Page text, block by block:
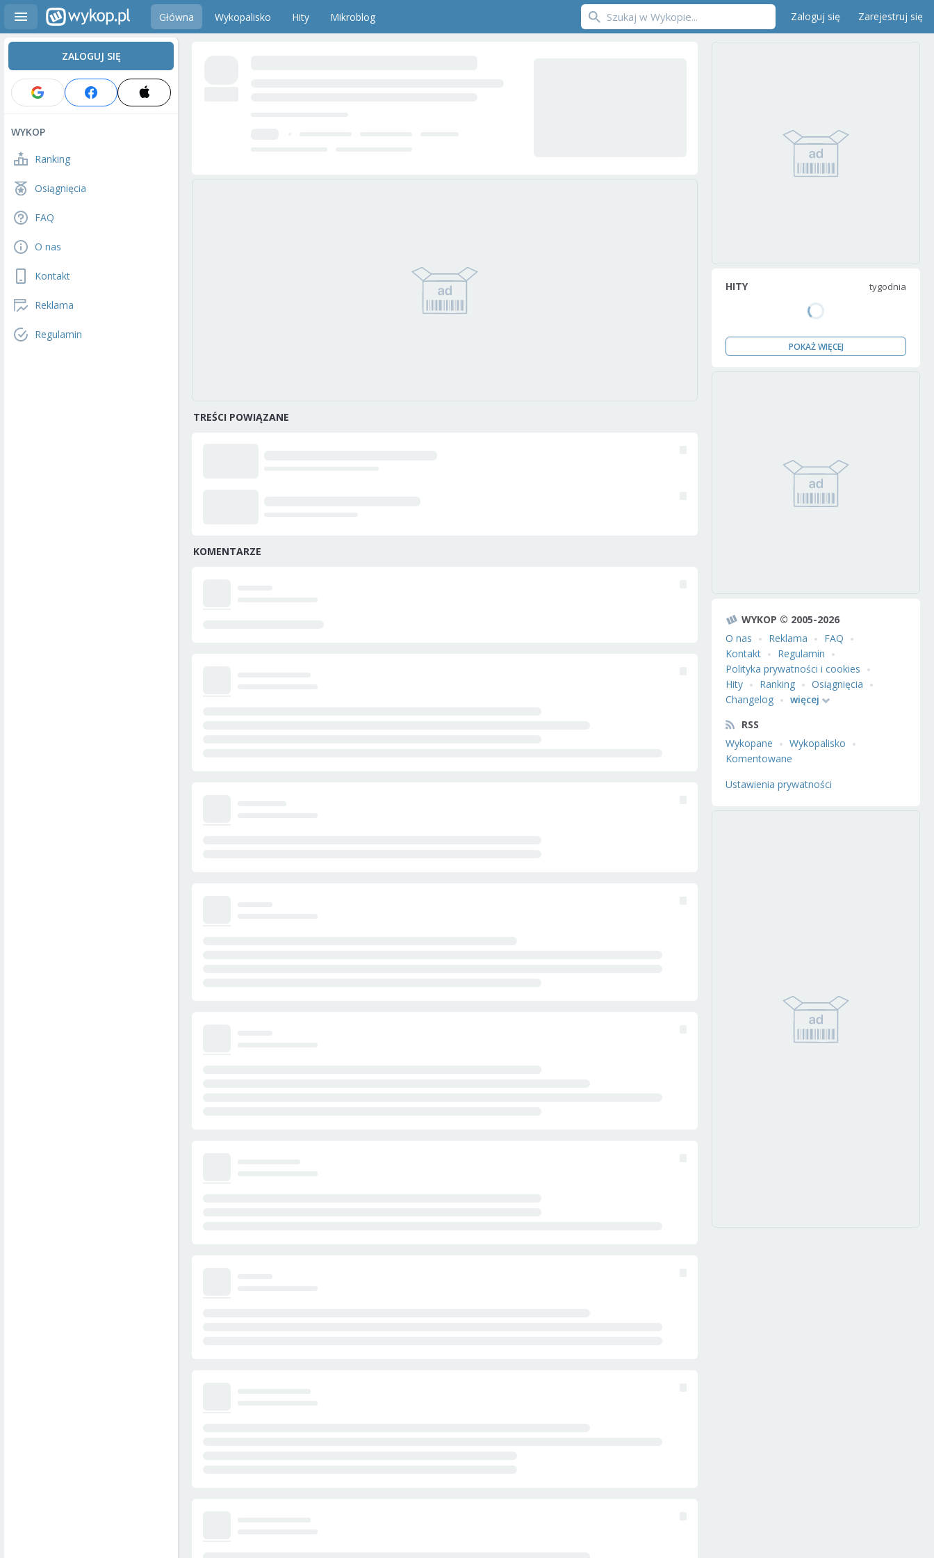
Główna Wykopalisko Hity Mikroblog Zaloguj się Zarejestruj się
ZALOGUJ SIĘ
WYKOP
Ranking
Osiągnięcia
FAQ
O nas
Kontakt
Reklama
Regulamin
TREŚCI POWIĄZANE
KOMENTARZE
HITY tygodnia
POKAŻ WIĘCEJ
WYKOP © 2005-2026
O nas
Reklama
FAQ
Kontakt
Regulamin
Polityka prywatności i cookies
Hity
Ranking
Osiągnięcia
Changelog
więcej
RSS
Wykopane
Wykopalisko
Komentowane
Ustawienia prywatności